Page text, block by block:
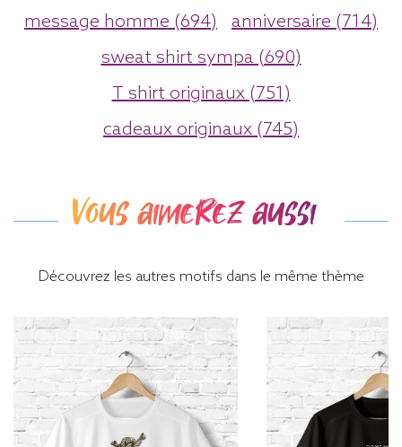
message homme (694)
anniversaire (714)
sweat shirt sympa (690)
T shirt originaux (751)
cadeaux originaux (745)
Vous aimerez aussi
Découvrez les autres motifs dans le même thème